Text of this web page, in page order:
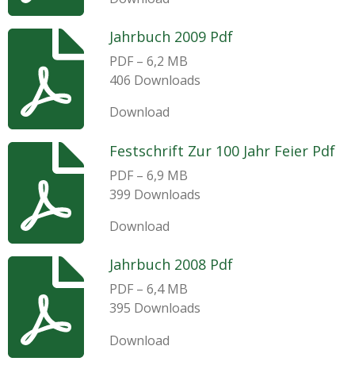
Jahrbuch 2009 Pdf
PDF – 6,2 MB
406 Downloads
Download
Festschrift Zur 100 Jahr Feier Pdf
PDF – 6,9 MB
399 Downloads
Download
Jahrbuch 2008 Pdf
PDF – 6,4 MB
395 Downloads
Download